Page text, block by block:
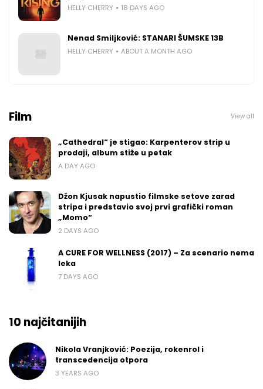
HELLY CHERRY 18 DAYS AGO
Nenad Smiljković: STANARI ŠUMSKE 13B
HELLY CHERRY ABOUT A MONTH AGO
Film View all
„Cathedral“ je stigao: Karpenterov strip u
prodaji, album stiže u petak
A DAY AGO
Džon Kjusak napustio filmske setove zarad
stripa i predstavio svoj prvi grafički roman
„Momo“
2 DAYS AGO
A CURE FOR WELLNESS (2017) – Za scenario nema
leka
7 DAYS AGO
10 najčitanijih
Nikola Vranjković: Poezija, rokenrol i
transcedencija otpora
3 YEARS AGO